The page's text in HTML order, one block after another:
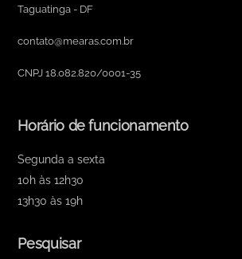
Taguatinga - DF
contato@mearas.com.br
CNPJ 18.082.820/0001-35
Horário de funcionamento
Segunda a sexta
10h às 12h30
13h30 às 19h
Pesquisar